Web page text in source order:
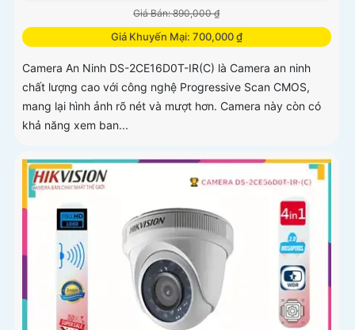
Giá Bán: 890,000 ₫
Giá Khuyến Mại: 700,000 ₫
Camera An Ninh DS-2CE16D0T-IR(C) là Camera an ninh
chất lượng cao với công nghệ Progressive Scan CMOS,
mang lại hình ảnh rõ nét và mượt hơn. Camera này còn có
khả năng xem ban...